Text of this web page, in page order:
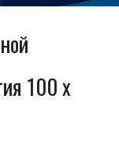
100 x